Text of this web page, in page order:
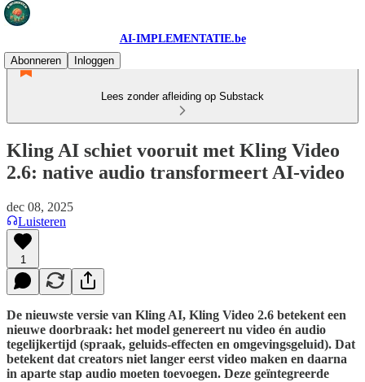
AI-IMPLEMENTATIE.be
Abonneren
Inloggen
Lees zonder afleiding op Substack
Kling AI schiet vooruit met Kling Video
2.6: native audio transformeert AI-video
dec 08, 2025
Luisteren
1
De nieuwste versie van Kling AI, Kling Video 2.6 betekent een
nieuwe doorbraak: het model genereert nu video én audio
tegelijkertijd (spraak, geluids-effecten en omgevingsgeluid). Dat
betekent dat creators niet langer eerst video maken en daarna
in aparte stap audio moeten toevoegen. Deze geïntegreerde